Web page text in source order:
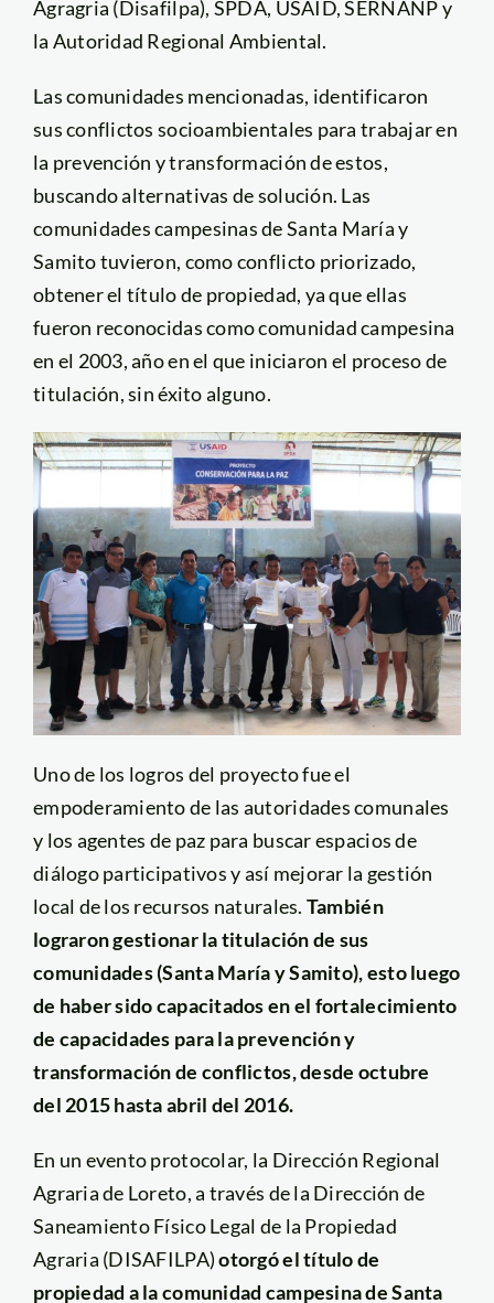
Agragria (Disafilpa), SPDA, USAID, SERNANP y
la Autoridad Regional Ambiental.
Las comunidades mencionadas, identificaron
sus conflictos socioambientales para trabajar en
la prevención y transformación de estos,
buscando alternativas de solución. Las
comunidades campesinas de Santa María y
Samito tuvieron, como conflicto priorizado,
obtener el título de propiedad, ya que ellas
fueron reconocidas como comunidad campesina
en el 2003, año en el que iniciaron el proceso de
titulación, sin éxito alguno.
Uno de los logros del proyecto fue el
empoderamiento de las autoridades comunales
y los agentes de paz para buscar espacios de
diálogo participativos y así mejorar la gestión
local de los recursos naturales. También
lograron gestionar la titulación de sus
comunidades (Santa María y Samito), esto luego
de haber sido capacitados en el fortalecimiento
de capacidades para la prevención y
transformación de conflictos, desde octubre
del 2015 hasta abril del 2016.
En un evento protocolar, la Dirección Regional
Agraria de Loreto, a través de la Dirección de
Saneamiento Físico Legal de la Propiedad
Agraria (DISAFILPA)otorgó el título de
propiedad a la comunidad campesina de Santa